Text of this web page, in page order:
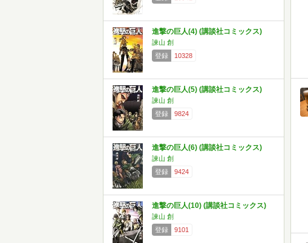
進撃の巨人(4) (講談社コミックス)
諫山 創
登録
10328
進撃の巨人(5) (講談社コミックス)
諫山 創
登録
9824
進撃の巨人(6) (講談社コミックス)
諫山 創
登録
9424
進撃の巨人(10) (講談社コミックス)
諫山 創
登録
9101